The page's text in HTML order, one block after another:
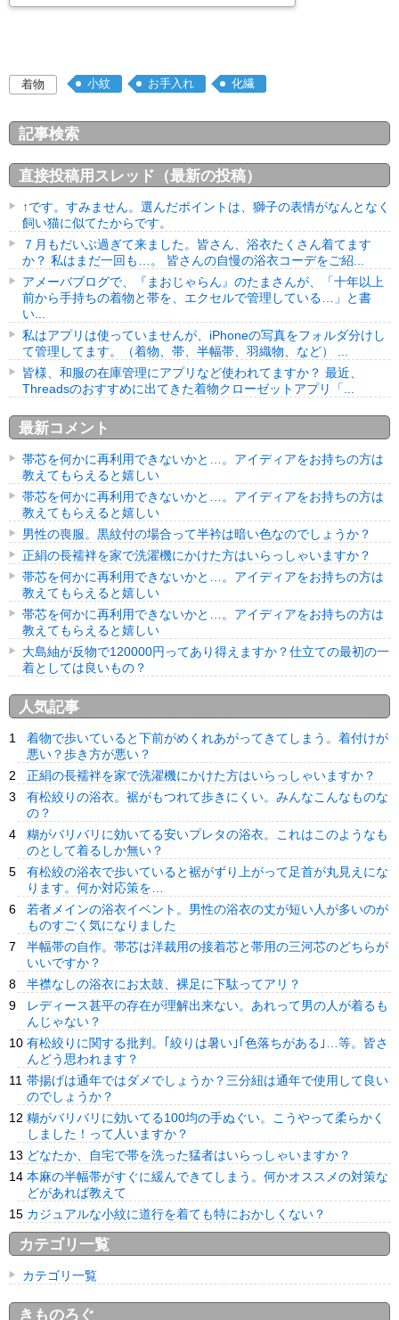
着物 小紋 お手入れ 化繊
記事検索
直接投稿用スレッド（最新の投稿）
↑です。すみません。選んだポイントは、獅子の表情がなんとなく
飼い猫に似てたからです。
７月もだいぶ過ぎて来ました。皆さん、浴衣たくさん着てます
か？ 私はまだ一回も…。 皆さんの自慢の浴衣コーデをご紹...
アメーバブログで、『まおじゃらん』のたまさんが、「十年以上
前から手持ちの着物と帯を、エクセルで管理している…」と書
い...
私はアプリは使っていませんが、iPhoneの写真をフォルダ分けし
て管理してます。（着物、帯、半幅帯、羽織物、など） ...
皆様、和服の在庫管理にアプリなど使われてますか？ 最近、
Threadsのおすすめに出てきた着物クローゼットアプリ「...
最新コメント
帯芯を何かに再利用できないかと…。アイディアをお持ちの方は
教えてもらえると嬉しい
帯芯を何かに再利用できないかと…。アイディアをお持ちの方は
教えてもらえると嬉しい
男性の喪服。黒紋付の場合って半衿は暗い色なのでしょうか？
正絹の長襦袢を家で洗濯機にかけた方はいらっしゃいますか？
帯芯を何かに再利用できないかと…。アイディアをお持ちの方は
教えてもらえると嬉しい
帯芯を何かに再利用できないかと…。アイディアをお持ちの方は
教えてもらえると嬉しい
大島紬が反物で120000円ってあり得えますか？仕立ての最初の一
着としては良いもの？
人気記事
着物で歩いていると下前がめくれあがってきてしまう。着付けが
悪い？歩き方が悪い？
正絹の長襦袢を家で洗濯機にかけた方はいらっしゃいますか？
有松絞りの浴衣。裾がもつれて歩きにくい。みんなこんなものな
の？
糊がバリバリに効いてる安いプレタの浴衣。これはこのようなも
のとして着るしか無い？
有松絞の浴衣で歩いていると裾がずり上がって足首が丸見えにな
ります。何か対応策を…
若者メインの浴衣イベント。男性の浴衣の丈が短い人が多いのが
ものすごく気になりました
半幅帯の自作。帯芯は洋裁用の接着芯と帯用の三河芯のどちらが
いいですか？
半襟なしの浴衣にお太鼓、裸足に下駄ってアリ？
レディース甚平の存在が理解出来ない。あれって男の人が着るも
んじゃない？
有松絞りに関する批判。｢絞りは暑い｣｢色落ちがある｣…等。皆さ
んどう思われます？
帯揚げは通年ではダメでしょうか？三分紐は通年で使用して良い
のでしょうか？
糊がバリバリに効いてる100均の手ぬぐい。こうやって柔らかく
しました！って人いますか？
どなたか、自宅で帯を洗った猛者はいらっしゃいますか？
本麻の半幅帯がすぐに緩んできてしまう。何かオススメの対策な
どがあれば教えて
カジュアルな小紋に道行を着ても特におかしくない？
カテゴリ一覧
カテゴリ一覧
きものろぐ